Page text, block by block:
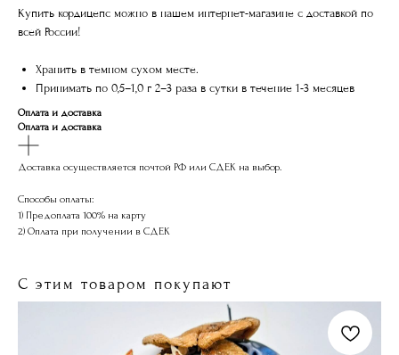
Купить кордицепс можно в нашем интернет-магазине с доставкой по
всей России!
Хранить в темном сухом месте.
Принимать по 0,5–1,0 г 2–3 раза в сутки в течение 1-3 месяцев
Оплата и доставка
Оплата и доставка
Доставка осуществляется почтой РФ или СДЕК на выбор.
Способы оплаты:
1) Предоплата 100% на карту
2) Оплата при получении в СДЕК
С этим товаром покупают